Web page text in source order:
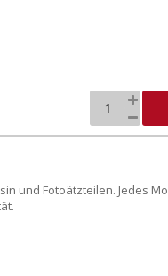
und Fotoätzteilen. Jedes